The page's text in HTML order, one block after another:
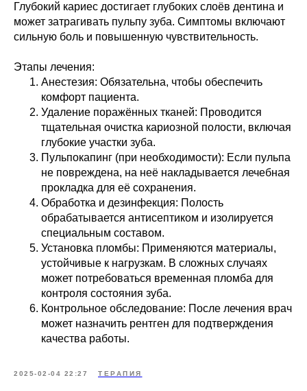
Глубокий кариес достигает глубоких слоёв дентина и
может затрагивать пульпу зуба. Симптомы включают
сильную боль и повышенную чувствительность.
Этапы лечения:
Анестезия: Обязательна, чтобы обеспечить
комфорт пациента.
Удаление поражённых тканей: Проводится
тщательная очистка кариозной полости, включая
глубокие участки зуба.
Пульпокапинг (при необходимости): Если пульпа
не повреждена, на неё накладывается лечебная
прокладка для её сохранения.
Обработка и дезинфекция: Полость
обрабатывается антисептиком и изолируется
специальным составом.
Установка пломбы: Применяются материалы,
устойчивые к нагрузкам. В сложных случаях
может потребоваться временная пломба для
контроля состояния зуба.
Контрольное обследование: После лечения врач
может назначить рентген для подтверждения
качества работы.
2025-02-04 22:27 ТЕРАПИЯ